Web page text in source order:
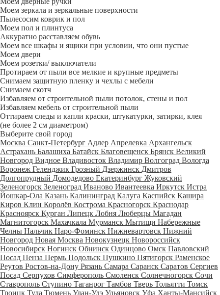
Моем зеркала и зеркальные поверхности
Пылесосим коврик и пол
Моем пол и плинтуса
Аккуратно расставляем обувь
Моем все шкафы и ящики при условии, что они пустые
Моем двери
Моем розетки/ выключатели
Протираем от пыли все мелкие и крупные предметы
Снимаем защитную пленку и чехлы с мебели
Снимаем скотч
Избавляем от строительной пыли потолок, стены и пол
Избавляем мебель от строительной пыли
Оттираем следы и капли краски, штукатурки, затирки, клея
(не более 2 см диаметром)
Выберите свой город
Москва Санкт-Петербург Адлер Апрелевка Архангельск
Астрахань Балашиха Батайск Благовещенск Брянск Великий
Новгород Видное Владивосток Владимир Волгоград Вологда
Воронеж Геленджик Грозный Дзержинск Дмитров
Долгопрудный Домодедово Екатеринбург Жуковский
Зеленогорск Зеленоград Иваново Ивантеевка Иркутск Истра
Йошкар-Ола Казань Калининград Калуга Каспийск Кашира
Киров Клин Королёв Кострома Красногорск Краснодар
Красноярск Курган Липецк Лобня Люберцы Магадан
Магнитогорск Махачкала Мурманск Мытищи Набережные
Челны Нальчик Наро-Фоминск Нижневартовск Нижний
Новгород Новая Москва Новокузнецк Новороссийск
Новосибирск Ногинск Обнинск Одинцово Омск Павловский
Посад Пенза Пермь Подольск Пушкино Пятигорск Раменское
Реутов Ростов-на-Дону Рязань Самара Саранск Саратов Сергиев
Посад Серпухов Симферополь Смоленск Солнечногорск Сочи
Ставрополь Ступино Таганрог Тамбов Тверь Тольятти Томск
Троицк Тула Тюмень Улан-Удэ Ульяновск Уфа Ханты-Мансийск